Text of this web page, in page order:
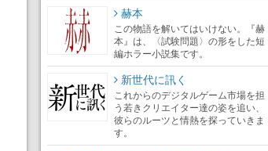
赫本
この物語を解いてはいけない。『赫
本』は、〈試験問題〉の形をした短
編ホラー小説集です。
新世代に訊く
これからのデジタルゲーム市場を担
う若きクリエイター達の姿を追い、
彼らのルーツと情熱を探っていきま
す。